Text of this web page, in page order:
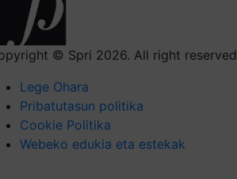
© Spri 2026. All right reserved
Lege Ohara
Pribatutasun politika
Cookie Politika
Webeko edukia eta estekak